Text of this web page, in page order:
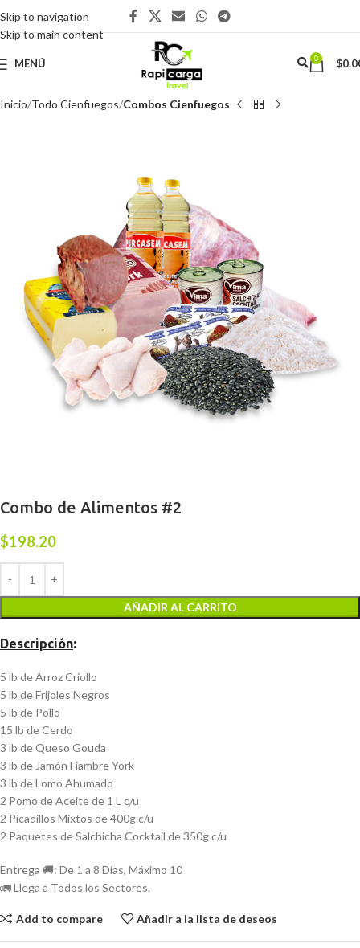
Skip to navigation
Skip to main content
MENÚ 0 $
Inicio Todo Cienfuegos Combos Cienfuegos
Combo de Alimentos #2
$198.20
AÑADIR AL CARRITO
Descripción:
5 lb de Arroz Criollo
5 lb de Frijoles Negros
5 lb de Pollo
15 lb de Cerdo
3 lb de Queso Gouda
3 lb de Jamón Fiambre York
3 lb de Lomo Ahumado
2 Pomo de Aceite de 1 L c/u
2 Picadillos Mixtos de 400g c/u
2 Paquetes de Salchicha Cocktail de 350g c/u
Entrega 🚚: De 1 a 8 Días, Máximo 10
🚛 Llega a Todos los Sectores.
Add to compare Añadir a la lista de deseos